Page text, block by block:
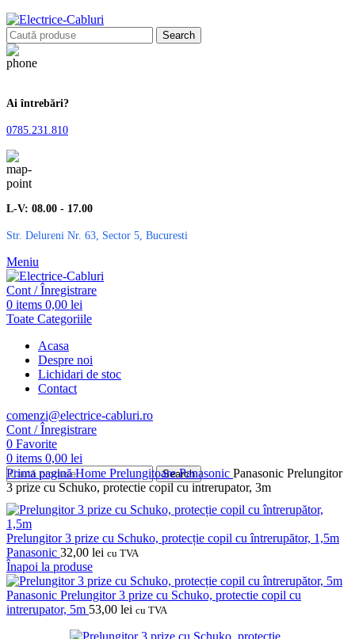
Search
Ai întrebări?
0785.231.810
L-V: 08.00 - 17.00
Str. Delureni Nr. 63, Sector 5, Bucuresti
Meniu
Cont / Înregistrare
0 items 0,00 lei
Toate Categoriile
Acasa
Despre noi
Lichidari de stoc
Contact
comenzi@electrice-cabluri.ro
Cont / Înregistrare
0 Favorite
0 items 0,00 lei
Search
Prima paginăHome PrelungitoarePanasonic Panasonic Prelungitor
3 prize cu Schuko, protectie copil cu intrerupator, 3m
Prelungitor 3 prize cu Schuko, protecție copil cu întrerupător, 1,5m
Panasonic 32,00 lei cu TVA
Înapoi la produse
Panasonic Prelungitor 3 prize cu Schuko, protectie copil cu
intrerupator, 5m 53,00 lei cu TVA